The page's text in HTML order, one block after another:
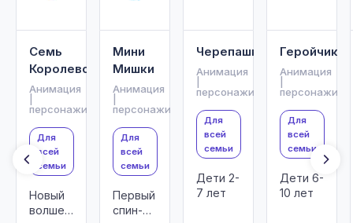
Семь
Королевств
Анимация
персонажи
Для
всей
семьи
Новый
волшебный
Мини
Мишки
Анимация
персонажи
Для
всей
семьи
Первый
спин-
Черепашки
Анимация
персонажи
Для
всей
семьи
Дети 2-
7 лет
Геройчики
Анимация
персонажи
Для
всей
семьи
Дети 6-
10 лет